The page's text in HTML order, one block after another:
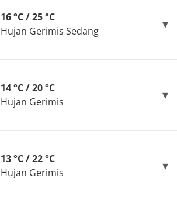
16 °C / 25 °C
Hujan Gerimis Sedang
14 °C / 20 °C
Hujan Gerimis
13 °C / 22 °C
Hujan Gerimis